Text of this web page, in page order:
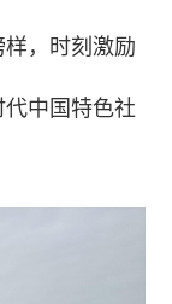
，时刻激励
中国特色社